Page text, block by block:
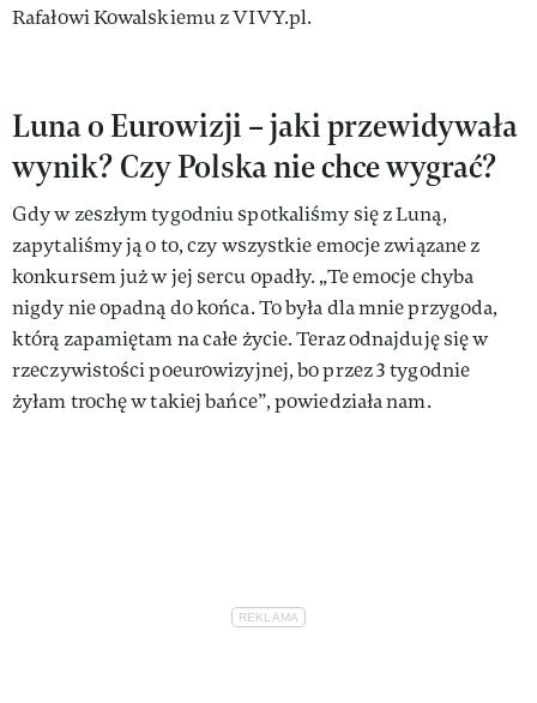
Rafałowi Kowalskiemu z VIVY.pl.
Luna o Eurowizji – jaki przewidywała
wynik? Czy Polska nie chce wygrać?
Gdy w zeszłym tygodniu spotkaliśmy się z Luną,
zapytaliśmy ją o to, czy wszystkie emocje związane z
konkursem już w jej sercu opadły. „Te emocje chyba
nigdy nie opadną do końca. To była dla mnie przygoda,
którą zapamiętam na całe życie. Teraz odnajduję się w
rzeczywistości poeurowizyjnej, bo przez 3 tygodnie
żyłam trochę w takiej bańce”, powiedziała nam.